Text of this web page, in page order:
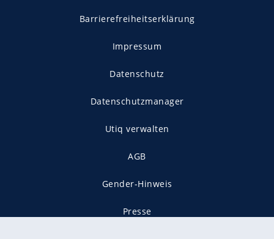
Barrierefreiheitserklärung
Impressum
Datenschutz
Datenschutzmanager
Utiq verwalten
AGB
Gender-Hinweis
Presse